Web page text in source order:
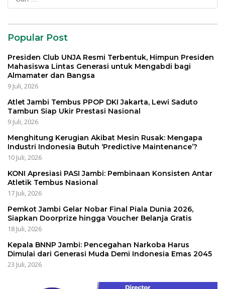
untuk:
Popular Post
Presiden Club UNJA Resmi Terbentuk, Himpun Presiden
Mahasiswa Lintas Generasi untuk Mengabdi bagi
Almamater dan Bangsa
9 Juli, 2026
Atlet Jambi Tembus PPOP DKI Jakarta, Lewi Saduto
Tambun Siap Ukir Prestasi Nasional
9 Juli, 2026
Menghitung Kerugian Akibat Mesin Rusak: Mengapa
Industri Indonesia Butuh ‘Predictive Maintenance’?
10 Juli, 2026
KONI Apresiasi PASI Jambi: Pembinaan Konsisten Antar
Atletik Tembus Nasional
17 Juli, 2026
Pemkot Jambi Gelar Nobar Final Piala Dunia 2026,
Siapkan Doorprize hingga Voucher Belanja Gratis
18 Juli, 2026
Kepala BNNP Jambi: Pencegahan Narkoba Harus
Dimulai dari Generasi Muda Demi Indonesia Emas 2045
23 Juli, 2026